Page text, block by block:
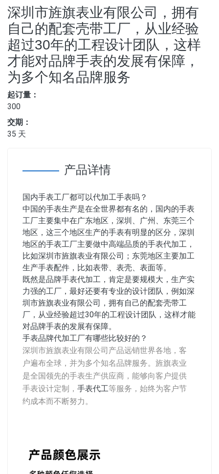
深圳市旌旗表业有限公司，拥有
自己的配套壳带工厂，从业经验
超过30年的工程设计团队，这样
才能对品牌手表的发展有保障，
为多个知名品牌服务
起订量：
300
交期：
35 天
产品详情
国内手表工厂都可以代加工手表吗？
中国的手表生产是在全世界都有名的，国内的手表
工厂主要集中在广东地区，深圳、广州、东莞三个
地区，这三个地区生产的手表有明显的区分，深圳
地区的手表工厂主要做中高端品质的手表代加工，
比如深圳市旌旗表业有限公司；东莞地区主要加工
生产手表配件，比如表带、表壳、表面等。
既然是品牌手表代加工，肯定是要规模大，生产实
力强的工厂，最好还要有专业的设计团队，例如深
圳市旌旗表业有限公司，拥有自己的配套壳带工
厂，从业经验超过30年的工程设计团队，这样才能
对品牌手表的发展有保障。
手表品牌代加工厂有哪些比较好的？
深圳市旌旗表业有限公司产品远销世界各地，客
户遍布全球，并为多个知名品牌服务。旌旗表业
是全国领先的手表生产供应商，能够向客户提供
手表设计定制， 手表代工等服务，始终为客户节
约成本而不断努力。